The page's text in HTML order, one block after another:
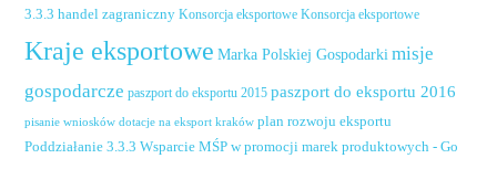
3.3.3 handel zagraniczny Konsorcja eksportowe Konsorcja eksportowe
Kraje eksportowe Marka Polskiej Gospodarki misje
gospodarcze paszport do eksportu 2015 paszport do eksportu 2016
pisanie wniosków dotacje na eksport kraków plan rozwoju eksportu
Poddziałanie 3.3.3 Wsparcie MŚP w promocji marek produktowych - Go